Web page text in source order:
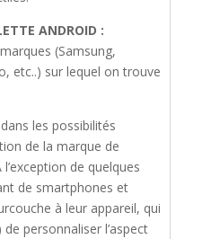
ANDROID :
(Samsung,
etc..) sur lequel on trouve
les possibilités
de la marque de
l’exception de quelques
de smartphones et
à leur appareil, qui
personnaliser l’aspect